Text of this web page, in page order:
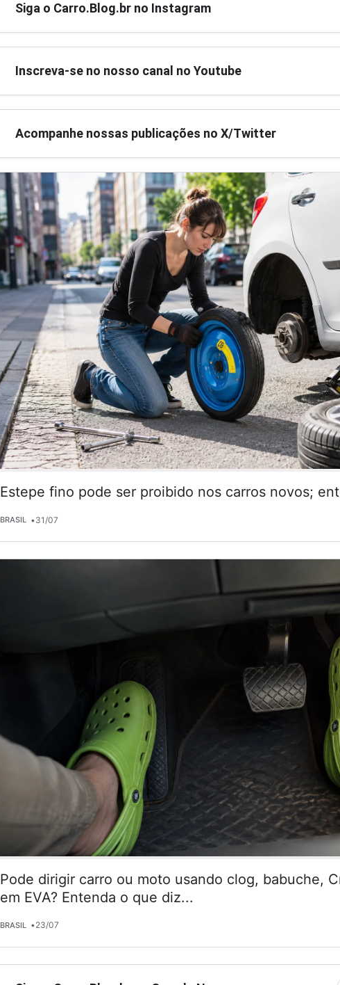
Siga o Carro.Blog.br no Instagram
Inscreva-se no nosso canal no Youtube
Acompanhe nossas publicações no X/Twitter
Estepe fino pode ser proibido nos carros novos;
BRASIL •31/07
Pode dirigir carro ou moto usando clog, babuche,
em EVA? Entenda o que diz...
BRASIL •23/07